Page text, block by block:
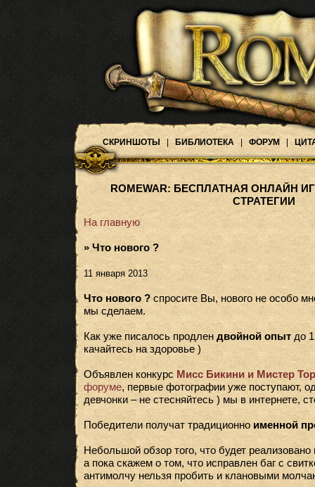
СКРИНШОТЫ БИБЛИОТЕКА ФОРУМ
ROMEWAR: БЕСПЛАТНАЯ ОНЛАЙН
СТРАТЕГИИ
На главную
» Что нового ?
11 января 2013
Что нового ?спросите Вы, нового не особо
мы сделаем.
Как уже писалось продлен двойной опытдо
качайтесь на здоровье )
Объявлен конкурс Мисс Бикини и Мистер
форуме, первые фотографии уже поступают,
девчонки – не стесняйтесь ) мы в интернете,
Победители получат традиционно именной
Небольшой обзор того, что будет
а пока скажем о том, что исправлен баг с
антимолчу нельзя пробить и клановыми